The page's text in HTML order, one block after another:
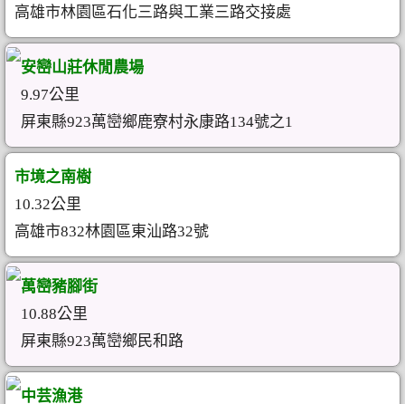
高雄市林園區石化三路與工業三路交接處
安巒山莊休閒農場
9.97公里
屏東縣923萬巒鄉鹿寮村永康路134號之1
市境之南樹
10.32公里
高雄市832林園區東汕路32號
萬巒豬腳街
10.88公里
屏東縣923萬巒鄉民和路
中芸漁港